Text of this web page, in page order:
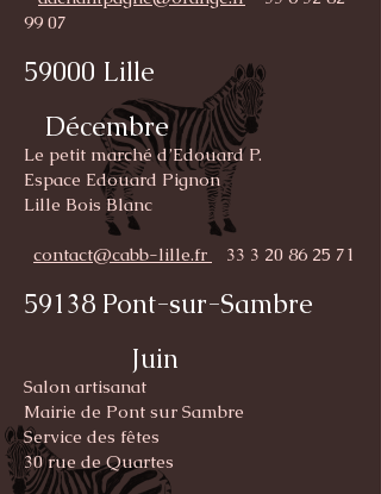
99 07
59000 Lille
Décembre
Le petit marché d’Edouard P.
Espace Edouard Pignon
Lille Bois Blanc
contact@cabb-lille.fr 33 3 20 86 25 71
59138 Pont-sur-Sambre
Juin
Salon artisanat
Mairie de Pont sur Sambre
Service des fêtes
30 rue de Quartes